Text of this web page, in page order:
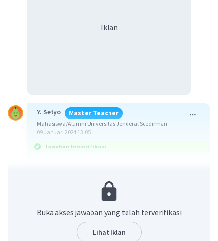
Iklan
Y. Setyo Master Teacher
Mahasiswa/Alumni Universitas Jenderal Soedirman
09 Januari 2024 13:05
Jawaban terverifikasi
s = 86,5 m
Buka akses jawaban yang telah terverifikasi
Lihat Iklan